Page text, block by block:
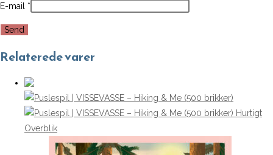
E-mail *
Relaterede varer
Hurtigt
Overblik